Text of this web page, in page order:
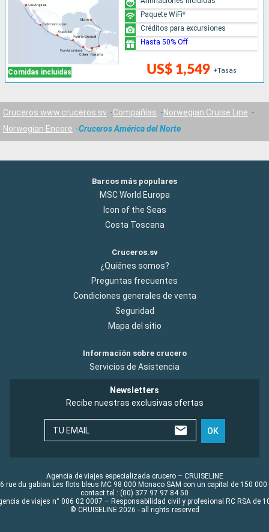
Comidas incluidas US$ 1,549 +Tasas
Paquete WiFi*
Créditos para excursiones
Hasta 50% Off
Cruceros www.cruceros.sv Compañías
Norwegian Cruise Line
Norwegian Encore
Cruceros América del Norte
Barcos más populares
MSC World Europa
Icon of the Seas
Costa Toscana
Cruceros.sv
¿Quiénes somos?
Preguntas frecuentes
Condiciones generales de venta
Seguridad
Mapa del sitio
Información sobre crucero
Servicios de Asistencia
Newsletters
Recibe nuestras exclusivas ofertas
TU EMAIL OK
Agencia de viajes especializada crucero – CRUISELINE
rue du gabian Les flots bleus MC 98 000 Monaco SAM con un capital de 150 000
contact tel : (00) 377 97 97 84 50
de viajes n° 006 02 0007 – Responsabilidad civil y profesional RC RSA de
© CRUISELINE 2026 - all rights reserved